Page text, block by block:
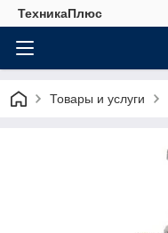
ТехникаПлюс
Товары и услуги